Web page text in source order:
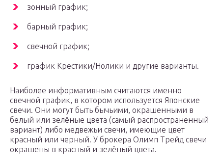
зонный график;
барный график;
свечной график;
график Крестики/Нолики и другие варианты.
Наиболее информативным считаются именно
свечной график, в котором используется Японские
свечи. Они могут быть бычьими, окрашенными в
белый или зелёные цвета (самый распространенный
вариант) либо медвежьи свечи, имеющие цвет
красный или черный. У брокера Олимп Трейд свечи
окрашены в красный и зелёный цвета.